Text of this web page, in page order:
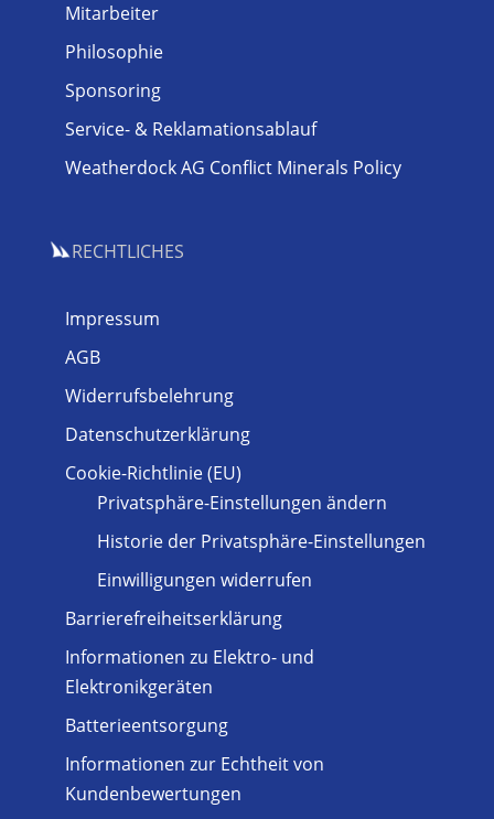
Mitarbeiter
Philosophie
Sponsoring
Service- & Reklamationsablauf
Weatherdock AG Conflict Minerals Policy
RECHTLICHES
Impressum
AGB
Widerrufsbelehrung
Datenschutzerklärung
Cookie-Richtlinie (EU)
Privatsphäre-Einstellungen ändern
Historie der Privatsphäre-Einstellungen
Einwilligungen widerrufen
Barrierefreiheitserklärung
Informationen zu Elektro- und
Elektronikgeräten
Batterieentsorgung
Informationen zur Echtheit von
Kundenbewertungen